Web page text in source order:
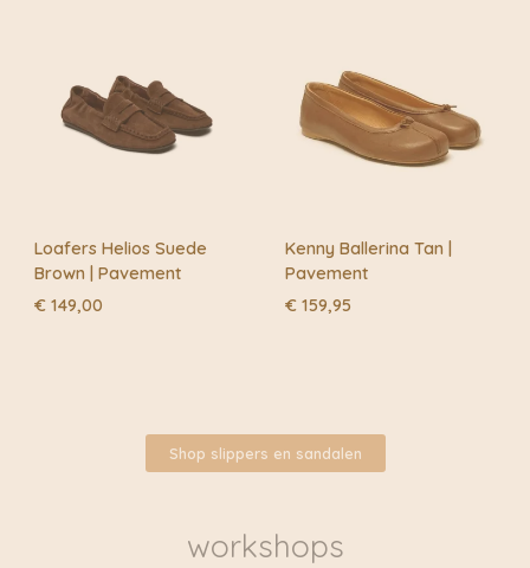
Loafers Helios Suede
Brown | Pavement
€ 149,00
Kenny Ballerina Tan |
Pavement
€ 159,95
Shop slippers en sandalen
workshops